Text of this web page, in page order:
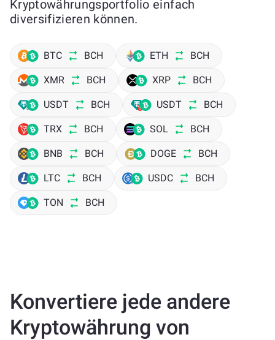
Kryptowährungsportfolio einfach
diversifizieren können.
BTC BCH ETH BCH
XMR BCH XRP BCH
USDT BCH USDT BCH
TRX BCH SOL BCH
BNB BCH DOGE BCH
LTC BCH USDC BCH
TON BCH
Konvertiere jede andere
Kryptowährung von